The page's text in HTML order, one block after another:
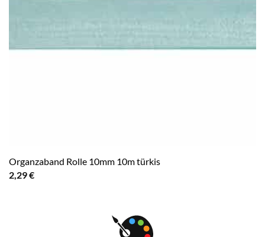
Organzaband Rolle 10mm 10m türkis
2,29€